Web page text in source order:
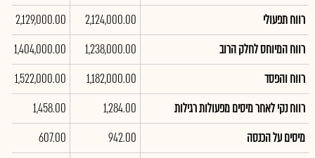
רווח תפעולי
2,124,000.00
2,129,000.00
רווח המיוחס לחלק הרוב
1,238,000.00
1,404,000.00
רווח והפסד
1,182,000.00
1,522,000.00
רווח נקי לאחר מיסים מפעולות רגילות
1,284.00
1,458.00
מיסים על הכנסה
942.00
607.00